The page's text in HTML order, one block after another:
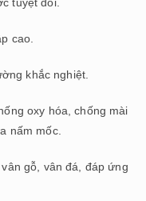
tuyệt đối.
cao.
khắc nghiệt.
oxy hóa, chống mài
nấm mốc.
gỗ, vân đá, đáp ứng